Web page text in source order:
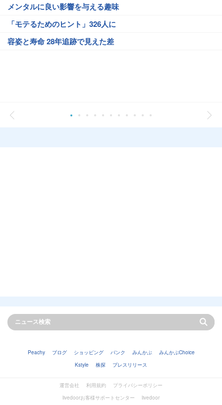
メンタルに良い影響を与える趣味
「モテるためのヒント」326人に
容姿と寿命 28年追跡で見えた差
Peachy ブログ ショッピング バンク みんかぶ
みんかぶChoice
Kstyle
株探 プレスリリース
運営会社 利用規約
プライバシーポリシー
livedoorお客様サポートセンター
livedoor